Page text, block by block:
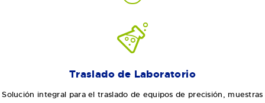
Traslado de Laboratorio
Solución integral para el traslado de equipos de precisión, muestras